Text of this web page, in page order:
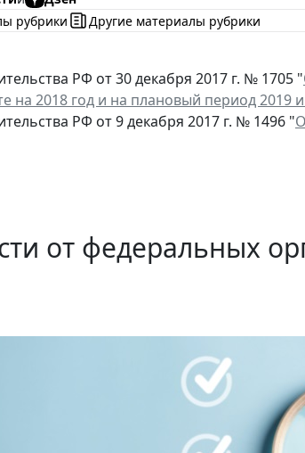
рубрики
Другие материалы рубрики
РФ от 30 декабря 2017 г. № 1705 "
на 2018 год и на плановый период 2019 и
РФ от 9 декабря 2017 г. № 1496 "
от федеральных